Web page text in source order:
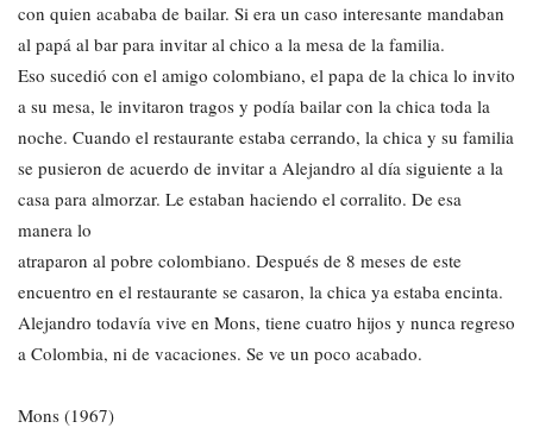
con quien acababa de bailar. Si era un caso interesante mandaban
al papá al bar para invitar al chico a la mesa de la familia.
Eso sucedió con el amigo colombiano, el papa de la chica lo invito
a su mesa, le invitaron tragos y podía bailar con la chica toda la
noche. Cuando el restaurante estaba cerrando, la chica y su familia
se pusieron de acuerdo de invitar a Alejandro al día siguiente a la
casa para almorzar. Le estaban haciendo el corralito. De esa
manera lo
atraparon al pobre colombiano. Después de 8 meses de este
encuentro en el restaurante se casaron, la chica ya estaba encinta.
Alejandro todavía vive en Mons, tiene cuatro hijos y nunca regreso
a Colombia, ni de vacaciones. Se ve un poco acabado.
Mons (1967)